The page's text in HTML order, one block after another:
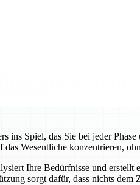
Spiel, das Sie bei jeder
Wesentliche konzentrieren,
Ihre Bedürfnisse und erstellt
sorgt dafür, dass nichts